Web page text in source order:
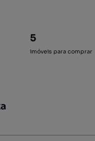
5
imóveis para comprar